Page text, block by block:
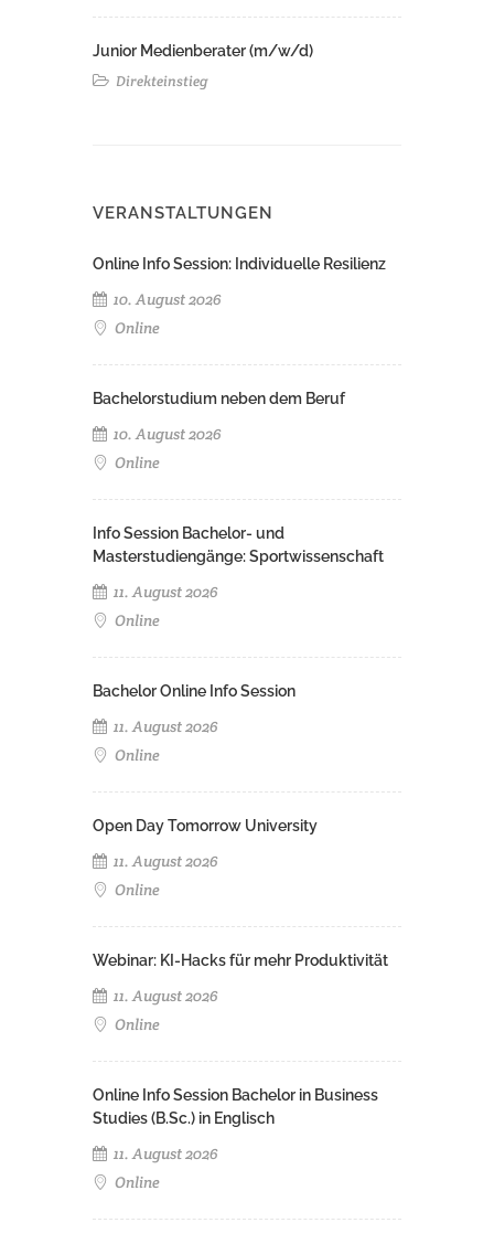
Junior Medienberater (m/w/d)
Direkteinstieg
VERANSTALTUNGEN
Online Info Session: Individuelle Resilienz
10. August 2026
Online
Bachelorstudium neben dem Beruf
10. August 2026
Online
Info Session Bachelor- und
Masterstudiengänge: Sportwissenschaft
11. August 2026
Online
Bachelor Online Info Session
11. August 2026
Online
Open Day Tomorrow University
11. August 2026
Online
Webinar: KI-Hacks für mehr Produktivität
11. August 2026
Online
Online Info Session Bachelor in Business
Studies (B.Sc.) in Englisch
11. August 2026
Online